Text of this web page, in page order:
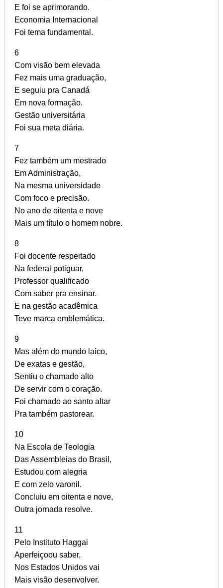
E foi se aprimorando.
Economia Internacional
Foi tema fundamental.
6
Com visão bem elevada
Fez mais uma graduação,
E seguiu pra Canadá
Em nova formação.
Gestão universitária
Foi sua meta diária.
7
Fez também um mestrado
Em Administração,
Na mesma universidade
Com foco e precisão.
No ano de oitenta e nove
Mais um título o homem nobre.
8
Foi docente respeitado
Na federal potiguar,
Professor qualificado
Com saber pra ensinar.
E na gestão acadêmica
Teve marca emblemática.
9
Mas além do mundo laico,
De exatas e gestão,
Sentiu o chamado alto
De servir com o coração.
Foi chamado ao santo altar
Pra também pastorear.
10
Na Escola de Teologia
Das Assembleias do Brasil,
Estudou com alegria
E com zelo varonil.
Concluiu em oitenta e nove,
Outra jornada resolve.
11
Pelo Instituto Haggai
Aperfeiçoou saber,
Nos Estados Unidos vai
Mais visão desenvolver.